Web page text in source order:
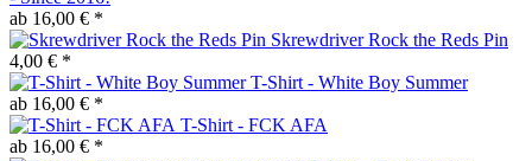
ab 16,00 € *
Skrewdriver Rock the Reds Pin
4,00 € *
T-Shirt - White Boy Summer
ab 16,00 € *
T-Shirt - FCK AFA
ab 16,00 € *